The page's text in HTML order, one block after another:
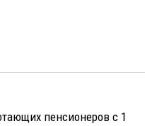
пенсионеров с 1